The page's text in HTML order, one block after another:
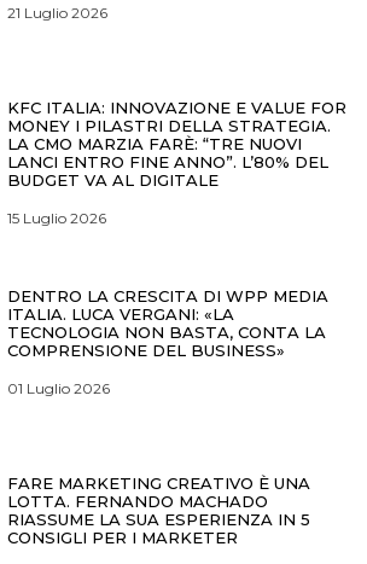
21 Luglio 2026
KFC ITALIA: INNOVAZIONE E VALUE FOR
MONEY I PILASTRI DELLA STRATEGIA.
LA CMO MARZIA FARÈ: “TRE NUOVI
LANCI ENTRO FINE ANNO”. L’80% DEL
BUDGET VA AL DIGITALE
15 Luglio 2026
DENTRO LA CRESCITA DI WPP MEDIA
ITALIA. LUCA VERGANI: «LA
TECNOLOGIA NON BASTA, CONTA LA
COMPRENSIONE DEL BUSINESS»
01 Luglio 2026
FARE MARKETING CREATIVO È UNA
LOTTA. FERNANDO MACHADO
RIASSUME LA SUA ESPERIENZA IN 5
CONSIGLI PER I MARKETER